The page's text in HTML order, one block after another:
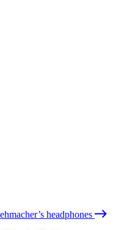
headphones